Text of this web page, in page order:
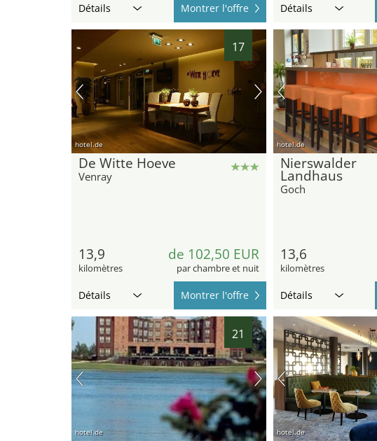
Détails Montrer l'offre Détails
17
hotel.de
De Witte Hoeve
Venray
13,9
kilomètres
de 102,50 EUR
par chambre et nuit
Détails Montrer l'offre
hotel.de
Nierswalder
Landhaus
Goch
13,6
kilomètres
Détails
21
hotel.de hotel.de